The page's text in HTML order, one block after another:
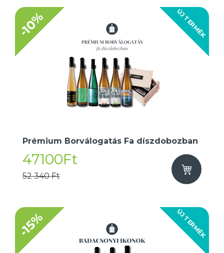
ÚJ TERMÉK
-10%
Prémium Borválogatás Fa díszdobozban
47100Ft
52 340 Ft
ÚJ TERMÉK
-15%